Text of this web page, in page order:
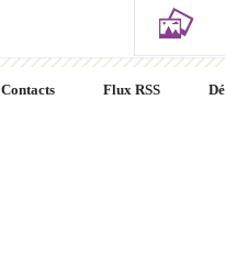
Contacts Flux RSS